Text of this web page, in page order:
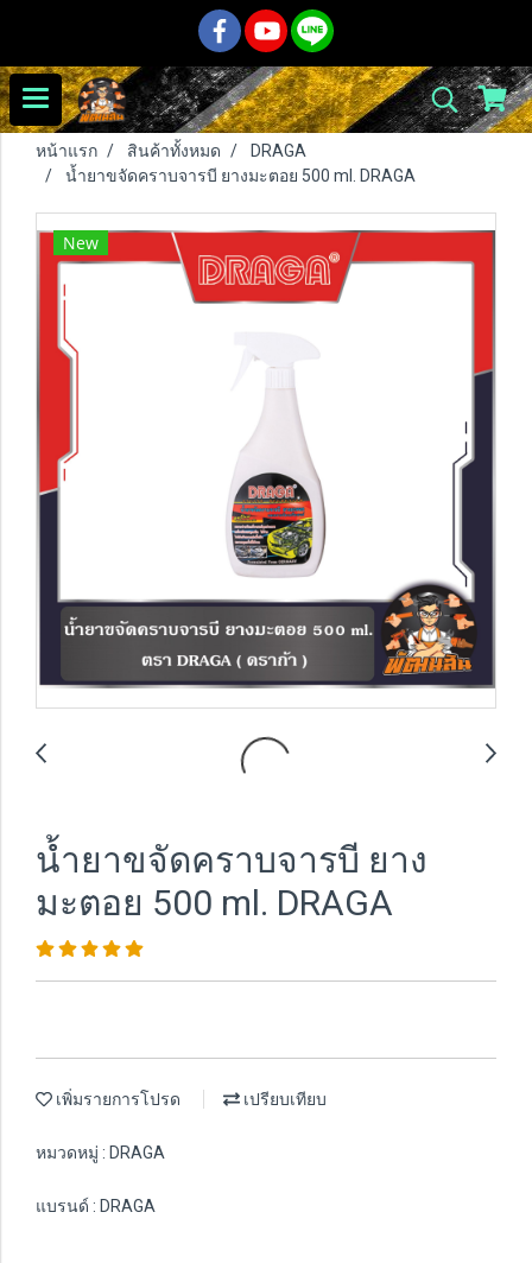
หน้าแรก สินค้าทั้งหมด
DRAGA
น้ำยาขจัดคราบจารบี ยางมะตอย 500 ml. DRAGA
New
น้ำยาขจัดคราบจารบี ยาง
มะตอย 500 ml. DRAGA
เพิ่มรายการโปรด เปรียบเทียบ
หมวดหมู่ : DRAGA
แบรนด์ : DRAGA